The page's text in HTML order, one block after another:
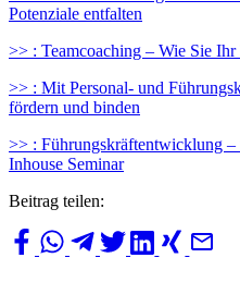
Potenziale entfalten
>> : Teamcoaching – Wie Sie
>> : Mit Personal- und
fördern und binden
>> : Führungskräftentwicklung –
Inhouse Seminar
Beitrag teilen: